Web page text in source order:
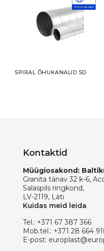
SPIRAL ÕHUKANALID SD
Kontaktid
Müügiosakond:
Granita tänav 32 k-6,
Salaspils ringkond,
LV-2119, Läti
Kuidas meid leida
Tel.: +371 67 387 366
Mob.tel.: +371 28 664
E-post: